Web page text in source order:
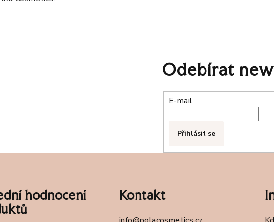
Odebírat
E-mail
Přihlásit se
hodnocení
Kontakt